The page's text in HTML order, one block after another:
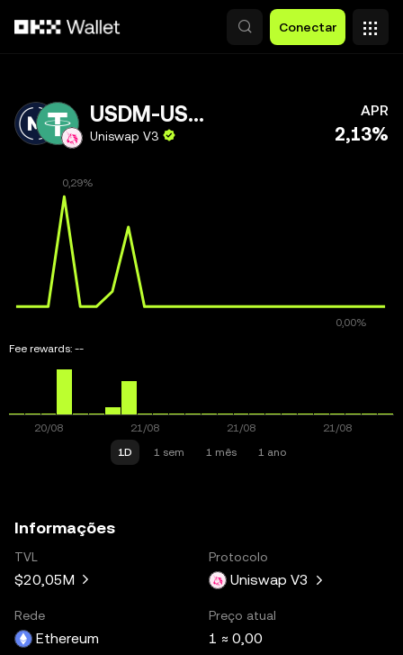
Conectar
USDM-USDT
Uniswap V3
APR
2,13%
Fee rewards: --
1D 1 sem 1 mês 1 ano
Informações
TVL
$20,05M
Protocolo
Uniswap V3
Rede
Ethereum
Preço atual
1 ≈ 0,00